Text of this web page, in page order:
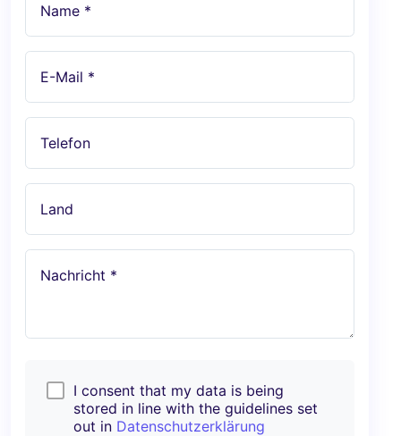
Name *
E-Mail *
Telefon
Land
Nachricht *
I consent that my data is being
stored in line with the guidelines set
out in Datenschutzerklärung